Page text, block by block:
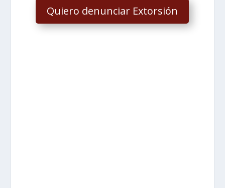
Quiero denunciar Extorsión